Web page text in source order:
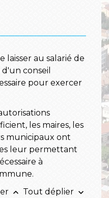
au salarié de
conseil
pour exercer
les maires, les
municipaux ont
leur permettant
à
keyboard_arrow_up Tout déplier keyboard_arrow_down